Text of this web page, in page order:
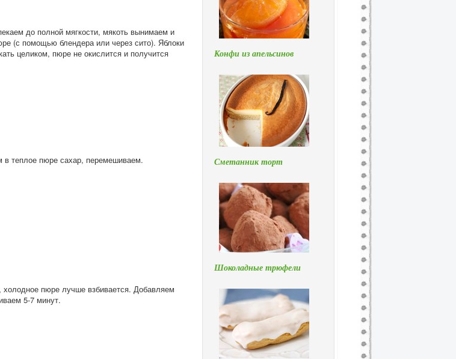
до полной мягкости, мякоть вынимаем и
(с помощью блендера или через сито). Яблоки
целиком, пюре не окислится и получится
в теплое пюре сахар, перемешиваем.
пюре лучше взбивается. Добавляем
5-7 минут.
Конфи из апельсинов
Сметанник торт
Шоколадные трюфели